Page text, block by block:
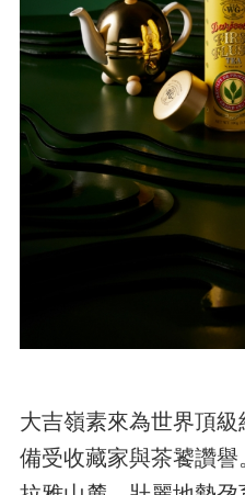
大吉嶺素來為世界頂級
備受收藏家與茶饕讚